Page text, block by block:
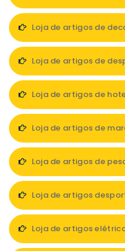
Loja de artigos de
Loja de artigos de
Loja de artigos de
Loja de artigos de
Loja de artigos de
Loja de artigos
Loja de artigos